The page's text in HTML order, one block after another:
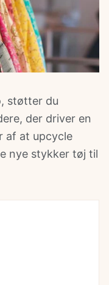
, støtter du
der driver en
af at upcycle
nye stykker tøj til